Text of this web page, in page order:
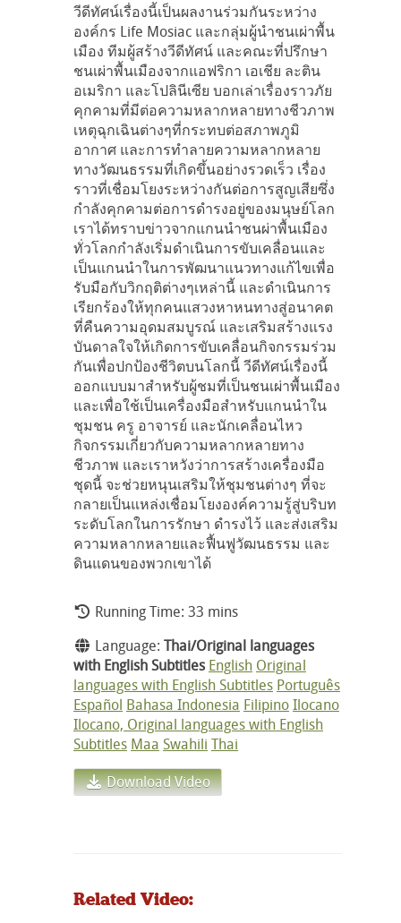
วีดีทัศน์เรื่องนี้เป็นผลงานร่วมกันระหว่าง
องค์กร Life Mosiac และกลุ่มผู้นำชนเผ่าพื้น
เมือง ทีมผู้สร้างวีดีทัศน์ และคณะที่ปรึกษา
ชนเผ่าพื้นเมืองจากแอฟริกา เอเชีย ละติน
อเมริกา และโปลินีเซีย บอกเล่าเรื่องราวภัย
คุกคามที่มีต่อความหลากหลายทางชีวภาพ
เหตุฉุกเฉินต่างๆที่กระทบต่อสภาพภูมิ
อากาศ และการทำลายความหลากหลาย
ทางวัฒนธรรมที่เกิดขึ้นอย่างรวดเร็ว เรื่อง
ราวที่เชื่อมโยงระหว่างกันต่อการสูญเสียซึ่ง
กำลังคุกคามต่อการดำรงอยู่ของมนุษย์โลก
เราได้ทราบข่าวจากแกนนำชนผ่าพื้นเมือง
ทั่วโลกกำลังเริ่มดำเนินการขับเคลื่อนและ
เป็นแกนนำในการพัฒนาแนวทางแก้ไขเพื่อ
รับมือกับวิกฤติต่างๆเหล่านี้ และดำเนินการ
เรียกร้องให้ทุกคนแสวงหาหนทางสู่อนาคต
ที่คืนความอุดมสมบูรณ์ และเสริมสร้างแรง
บันดาลใจให้เกิดการขับเคลื่อนกิจกรรมร่วม
กันเพื่อปกป้องชีวิตบนโลกนี้ วีดีทัศน์เรื่องนี้
ออกแบบมาสำหรับผู้ชมที่เป็นชนเผ่าพื้นเมือง
และเพื่อใช้เป็นเครื่องมือสำหรับแกนนำใน
ชุมชน ครู อาจารย์ และนักเคลื่อนไหว
กิจกรรมเกี่ยวกับความหลากหลายทาง
ชีวภาพ และเราหวังว่าการสร้างเครื่องมือ
ชุดนี้ จะช่วยหนุนเสริมให้ชุมชนต่างๆ ที่จะ
กลายเป็นแหล่งเชื่อมโยงองค์ความรู้สู่บริบท
ระดับโลกในการรักษา ดำรงไว้ และส่งเสริม
ความหลากหลายและฟื้นฟูวัฒนธรรม และ
ดินแดนของพวกเขาได้
Running Time: 33 mins
Language: Thai/Original languages
with English Subtitles English Original
languages with English Subtitles Português
Español Bahasa Indonesia FilipinoIlocano
Ilocano, Original languages with English
Subtitles Maa Swahili Thai
Download Video
Related Video: